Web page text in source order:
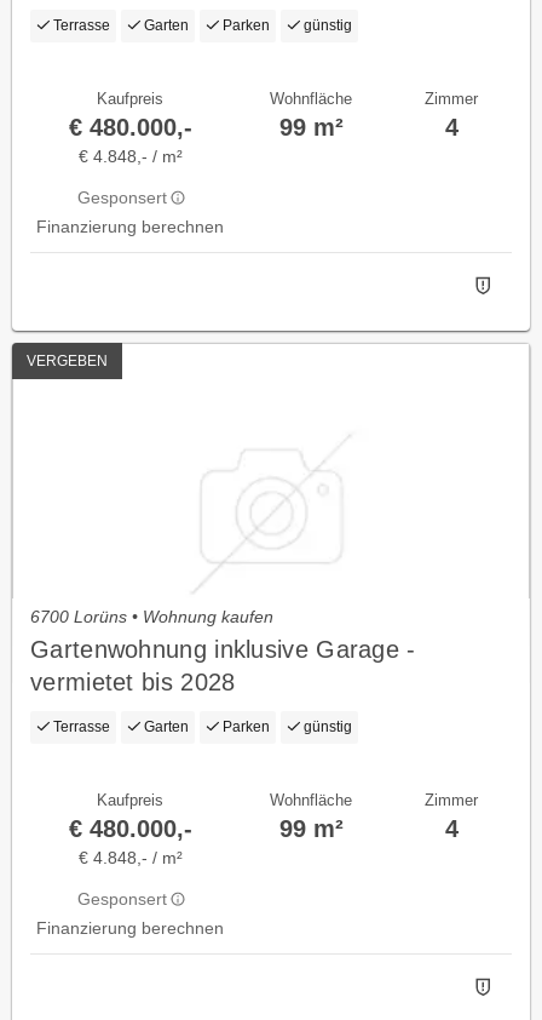
Terrasse Garten Parken günstig
Kaufpreis
€ 480.000,-
€ 4.848,- / m²
Gesponsert
Finanzierung berechnen
Wohnfläche
99 m²
Zimmer
4
VERGEBEN
6700 Lorüns • Wohnung kaufen
Gartenwohnung inklusive Garage -
vermietet bis 2028
Terrasse Garten Parken günstig
Kaufpreis
€ 480.000,-
€ 4.848,- / m²
Gesponsert
Finanzierung berechnen
Wohnfläche
99 m²
Zimmer
4